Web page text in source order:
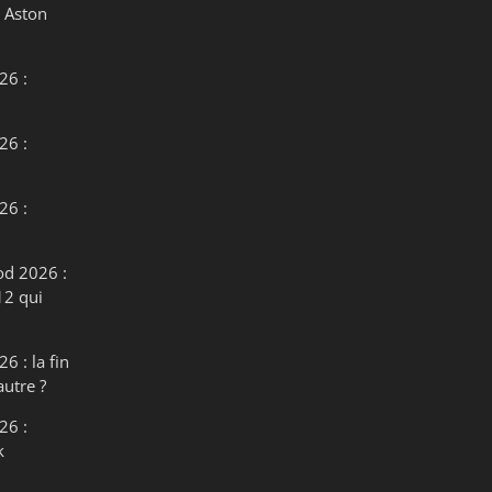
:
:
:
2026 :
qui
: la fin
?
: